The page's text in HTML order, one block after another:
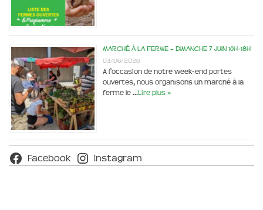
Marché à la ferme – dimanche 7 juin 10h-18h
03/06/2026
A l’occasion de notre week-end portes
ouvertes, nous organisons un marché à la
ferme le …Lire plus »
Facebook Instagram